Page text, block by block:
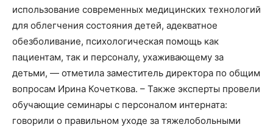
использование современных медицинских технологий
для облегчения состояния детей, адекватное
обезболивание, психологическая помощь как
пациентам, так и персоналу, ухаживающему за
детьми, — отметила заместитель директора по общим
вопросам Ирина Кочеткова. – Также эксперты провели
обучающие семинары с персоналом интерната:
говорили о правильном уходе за тяжелобольными